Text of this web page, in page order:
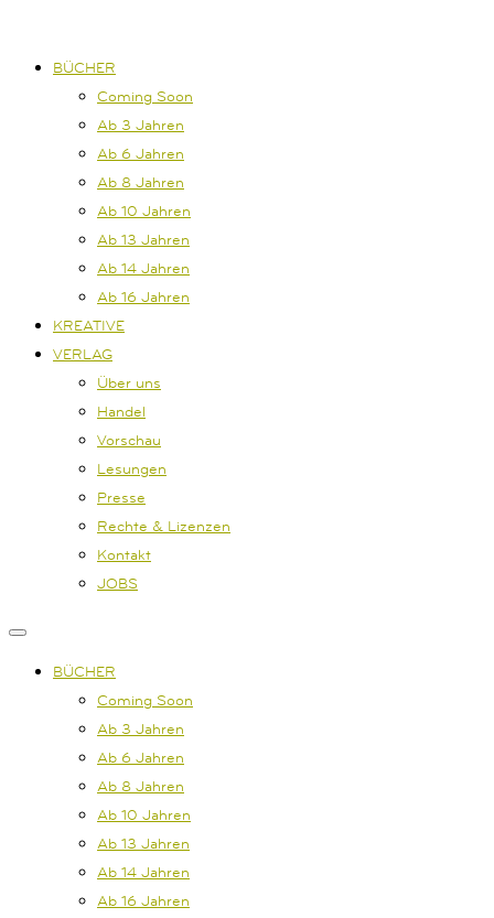
BÜCHER
Coming Soon
Ab 3 Jahren
Ab 6 Jahren
Ab 8 Jahren
Ab 10 Jahren
Ab 13 Jahren
Ab 14 Jahren
Ab 16 Jahren
KREATIVE
VERLAG
Über uns
Handel
Vorschau
Lesungen
Presse
Rechte & Lizenzen
Kontakt
JOBS
BÜCHER
Coming Soon
Ab 3 Jahren
Ab 6 Jahren
Ab 8 Jahren
Ab 10 Jahren
Ab 13 Jahren
Ab 14 Jahren
Ab 16 Jahren